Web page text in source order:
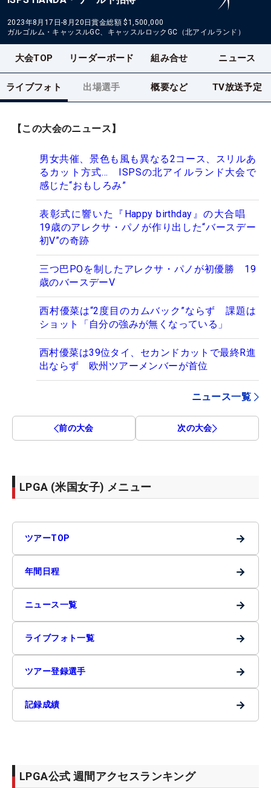
2023年8月17日-8月20日賞金総額 $1,500,000
ガルゴルム・キャッスルGC、キャッスルロックGC（北アイルランド）
大会TOP リーダーボード 組み合せ ニュース
ライブフォト 出場選手 概要など TV放送予定
【この大会のニュース】
男女共催、景色も風も異なる2コース、スリルあ
るカット方式… ISPSの北アイルランド大会で
感じた“おもしろみ”
表彰式に響いた『Happy birthday』の大合唱
19歳のアレクサ・パノが作り出した“バースデー
初V”の奇跡
三つ巴POを制したアレクサ・パノが初優勝 19
歳のバースデーV
西村優菜は“2度目のカムバック”ならず 課題は
ショット「自分の強みが無くなっている」
西村優菜は39位タイ、セカンドカットで最終R進
出ならず 欧州ツアーメンバーが首位
ニュース一覧
前の大会 次の大会
LPGA (米国女子) メニュー
ツアーTOP →
年間日程 →
ニュース一覧 →
ライブフォト一覧 →
ツアー登録選手 →
記録成績 →
LPGA公式 週間アクセスランキング